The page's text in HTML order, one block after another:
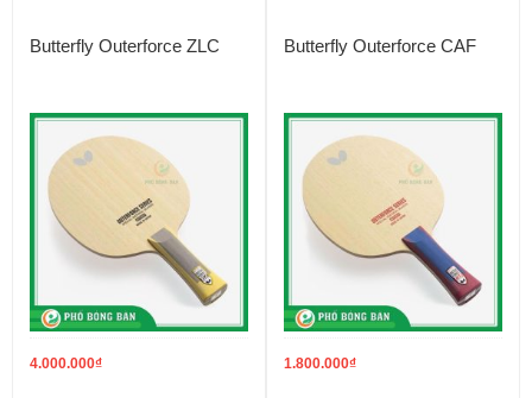
Butterfly Outerforce ZLC
4.000.000₫
Butterfly Outerforce CAF
1.800.000₫